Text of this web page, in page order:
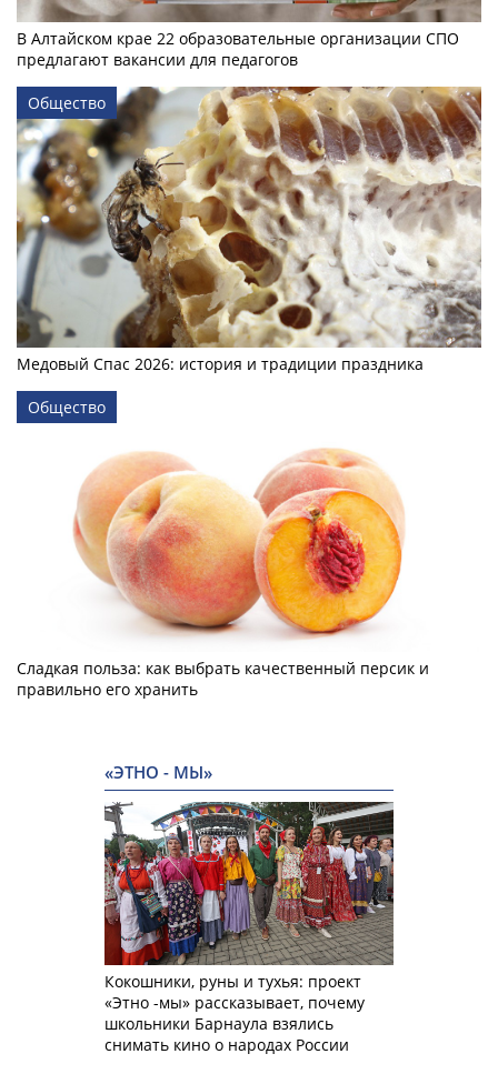
В Алтайском крае 22 образовательные организации СПО
предлагают вакансии для педагогов
Общество
Медовый Спас 2026: история и традиции праздника
Общество
Сладкая польза: как выбрать качественный персик и
правильно его хранить
«ЭТНО - МЫ»
Кокошники, руны и тухья: проект
«Этно -мы» рассказывает, почему
школьники Барнаула взялись
снимать кино о народах России